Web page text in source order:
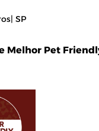
SP
Melhor Pet